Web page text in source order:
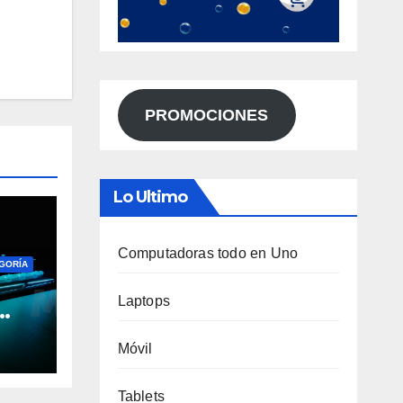
PROMOCIONES
Lo Ultimo
Computadoras todo en Uno
Laptops
Móvil
Tablets